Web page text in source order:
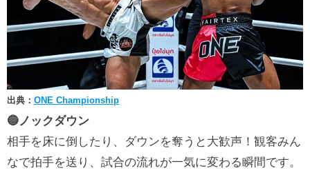
出典： ONE Championship
🔵ノックダウン
相手を床に倒したり、ダウンを奪うと大歓声！観客みん
なで拍手を送り、試合の流れが一気に変わる瞬間です。